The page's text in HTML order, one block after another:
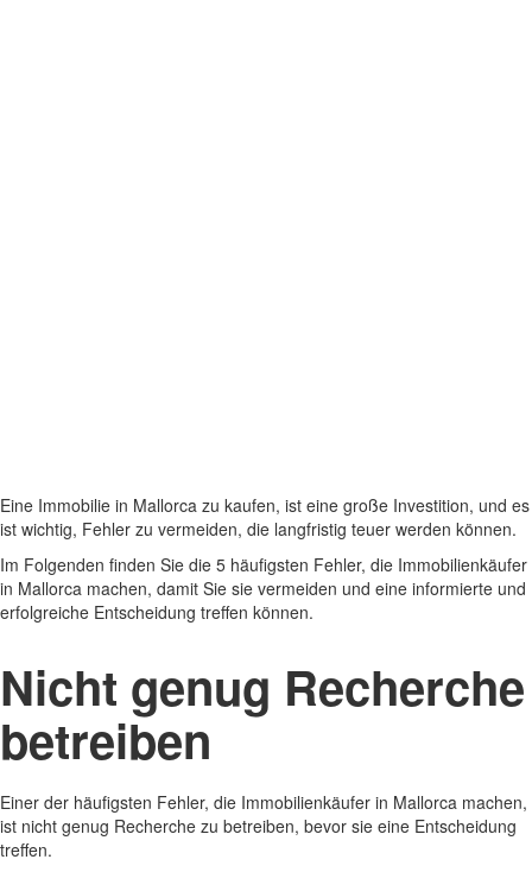
Eine Immobilie in Mallorca zu kaufen, ist eine große Investition, und es
ist wichtig, Fehler zu vermeiden, die langfristig teuer werden können.
Im Folgenden finden Sie die 5 häufigsten Fehler, die Immobilienkäufer
in Mallorca machen, damit Sie sie vermeiden und eine informierte und
erfolgreiche Entscheidung treffen können.
Nicht genug Recherche
betreiben
Einer der häufigsten Fehler, die Immobilienkäufer in Mallorca machen,
ist nicht genug Recherche zu betreiben, bevor sie eine Entscheidung
treffen.